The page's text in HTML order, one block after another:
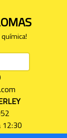
12:30